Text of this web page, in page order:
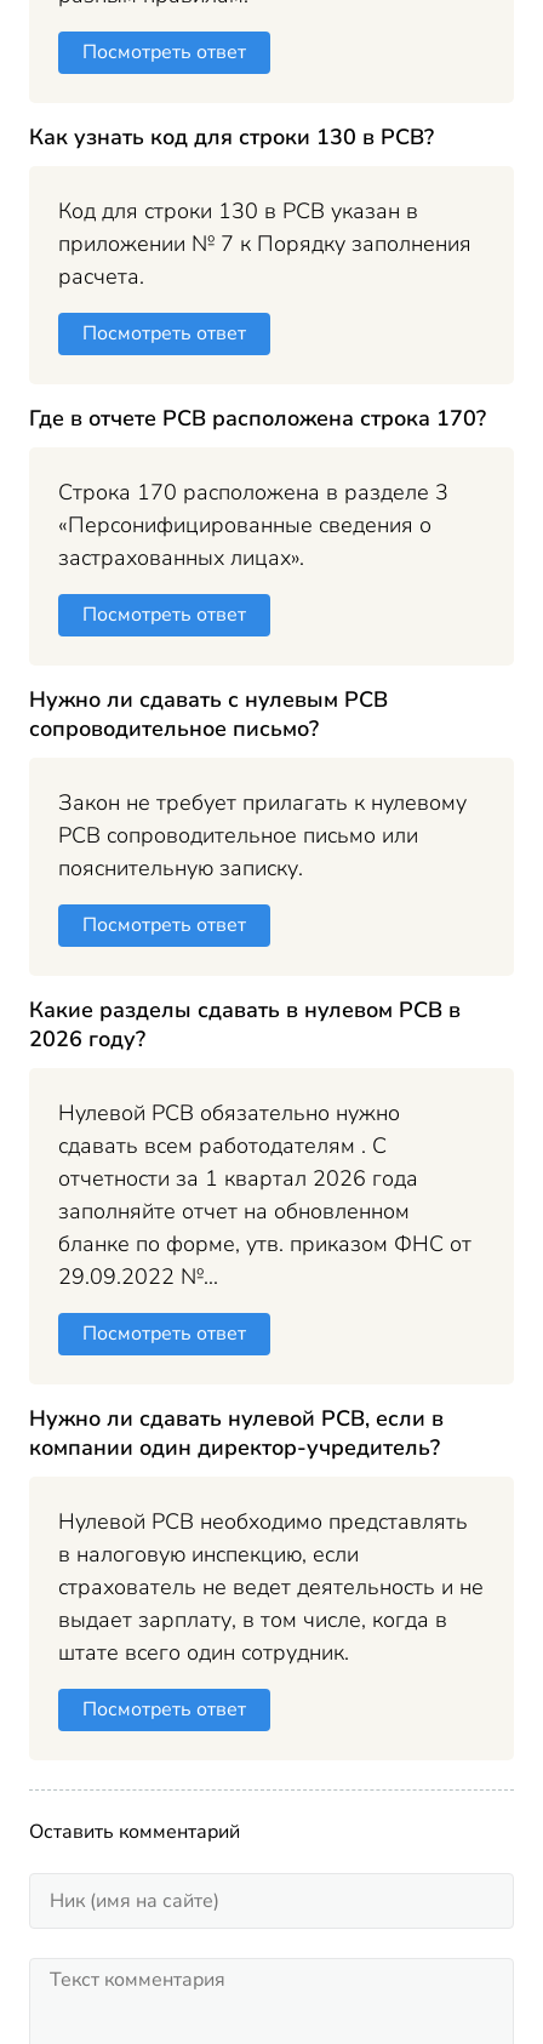
Посмотреть ответ
Как узнать код для строки 130 в РСВ?
Код для строки 130 в РСВ указан в
приложении № 7 к Порядку заполнения
расчета.
Посмотреть ответ
Где в отчете РСВ расположена строка 170?
Строка 170 расположена в разделе 3
«Персонифицированные сведения о
застрахованных лицах».
Посмотреть ответ
Нужно ли сдавать с нулевым РСВ
сопроводительное письмо?
Закон не требует прилагать к нулевому
РСВ сопроводительное письмо или
пояснительную записку.
Посмотреть ответ
Какие разделы сдавать в нулевом РСВ в
2026 году?
Нулевой РСВ обязательно нужно
сдавать всем работодателям . С
отчетности за 1 квартал 2026 года
заполняйте отчет на обновленном
бланке по форме, утв. приказом ФНС от
29.09.2022 №...
Посмотреть ответ
Нужно ли сдавать нулевой РСВ, если в
компании один директор-учредитель?
Нулевой РСВ необходимо представлять
в налоговую инспекцию, если
страхователь не ведет деятельность и не
выдает зарплату, в том числе, когда в
штате всего один сотрудник.
Посмотреть ответ
Оставить комментарий